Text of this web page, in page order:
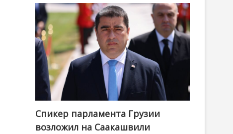
Спикер парламента Грузии
возложил на Саакашвили